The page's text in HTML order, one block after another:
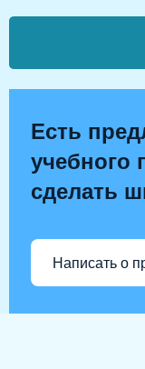
Есть
учебного
сделать
Написать о